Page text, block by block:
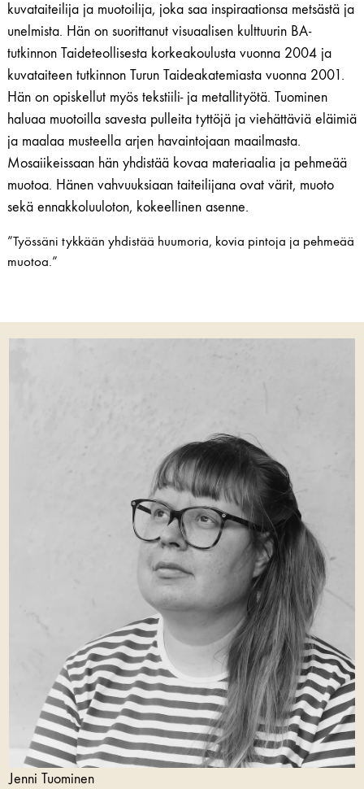
kuvataiteilija ja muotoilija, joka saa inspiraationsa metsästä ja
unelmista. Hän on suorittanut visuaalisen kulttuurin BA-
tutkinnon Taideteollisesta korkeakoulusta vuonna 2004 ja
kuvataiteen tutkinnon Turun Taideakatemiasta vuonna 2001.
Hän on opiskellut myös tekstiili- ja metallityötä. Tuominen
haluaa muotoilla savesta pulleita tyttöjä ja viehättäviä eläimiä
ja maalaa musteella arjen havaintojaan maailmasta.
Mosaiikeissaan hän yhdistää kovaa materiaalia ja pehmeää
muotoa. Hänen vahvuuksiaan taiteilijana ovat värit, muoto
sekä ennakkoluuloton, kokeellinen asenne.
”Työssäni tykkään yhdistää huumoria, kovia pintoja ja pehmeää
muotoa.”
Jenni Tuominen